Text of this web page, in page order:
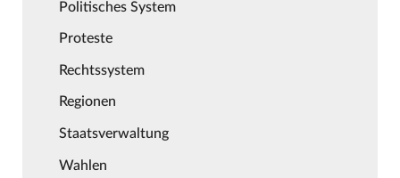
Politisches System
Proteste
Rechtssystem
Regionen
Staatsverwaltung
Wahlen